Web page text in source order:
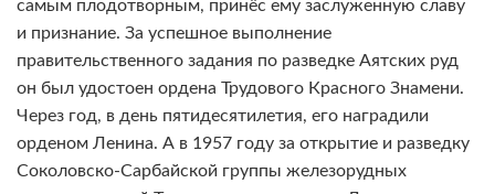
самым плодотворным, принёс ему заслуженную славу
и признание. За успешное выполнение
правительственного задания по разведке Аятских руд
он был удостоен ордена Трудового Красного Знамени.
Через год, в день пятидесятилетия, его наградили
орденом Ленина. А в 1957 году за открытие и разведку
Соколовско-Сарбайской группы железорудных